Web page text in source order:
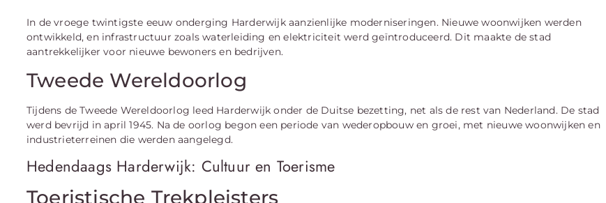
In de vroege twintigste eeuw onderging Harderwijk aanzienlijke moderniseringen. Nieuwe woonwijken werden
ontwikkeld, en infrastructuur zoals waterleiding en elektriciteit werd geïntroduceerd. Dit maakte de stad
aantrekkelijker voor nieuwe bewoners en bedrijven.
Tweede Wereldoorlog
Tijdens de Tweede Wereldoorlog leed Harderwijk onder de Duitse bezetting, net als de rest van Nederland. De stad
werd bevrijd in april 1945. Na de oorlog begon een periode van wederopbouw en groei, met nieuwe woonwijken en
industrieterreinen die werden aangelegd.
Hedendaags Harderwijk: Cultuur en Toerisme
Toeristische Trekpleisters